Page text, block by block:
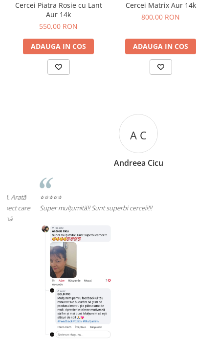
Cercei Piatra Rosie cu Lant
Aur 14k
550,00 RON
ADAUGA IN COS
Cercei Matrix Aur 14k
800,00 RON
ADAUGA IN COS
Andreea Cicu
⭐⭐⭐⭐⭐
Super mulțumită!! Sunt superbi cerceii!!!